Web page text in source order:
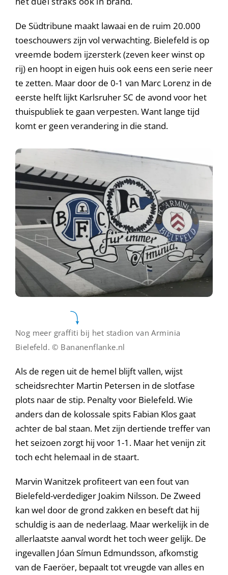
De Südtribune maakt lawaai en de ruim 20.000
toeschouwers zijn vol verwachting. Bielefeld is op
vreemde bodem ijzersterk (zeven keer winst op
rij) en hoopt in eigen huis ook eens een serie neer
te zetten. Maar door de 0-1 van Marc Lorenz in de
eerste helft lijkt Karlsruher SC de avond voor het
thuispubliek te gaan verpesten. Want lange tijd
komt er geen verandering in die stand.
Nog meer graffiti bij het stadion van Arminia
Bielefeld. © Bananenflanke.nl
Als de regen uit de hemel blijft vallen, wijst
scheidsrechter Martin Petersen in de slotfase
plots naar de stip. Penalty voor Bielefeld. Wie
anders dan de kolossale spits Fabian Klos gaat
achter de bal staan. Met zijn dertiende treffer van
het seizoen zorgt hij voor 1-1. Maar het venijn zit
toch echt helemaal in de staart.
Marvin Wanitzek profiteert van een fout van
Bielefeld-verdediger Joakim Nilsson. De Zweed
kan wel door de grond zakken en beseft dat hij
schuldig is aan de nederlaag. Maar werkelijk in de
allerlaatste aanval wordt het toch weer gelijk. De
ingevallen Jóan Símun Edmundsson, afkomstig
van de Faeröer, bepaalt tot vreugde van alles en